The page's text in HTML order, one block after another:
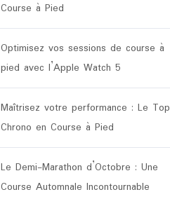
Course à Pied
Optimisez vos sessions de course à
pied avec l’Apple Watch 5
Maîtrisez votre performance : Le Top
Chrono en Course à Pied
Le Demi-Marathon d’Octobre : Une
Course Automnale Incontournable